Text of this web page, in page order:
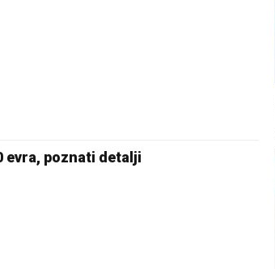
evra, poznati detalji